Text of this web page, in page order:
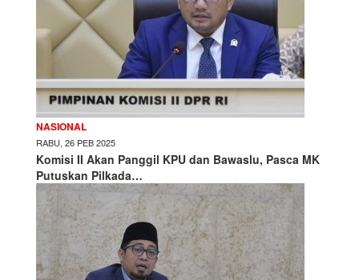
NASIONAL
RABU, 26 PEB 2025
Komisi II Akan Panggil KPU dan Bawaslu, Pasca MK
Putuskan Pilkada…